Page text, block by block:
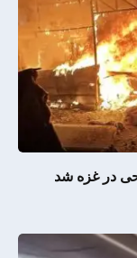
در غزه شد